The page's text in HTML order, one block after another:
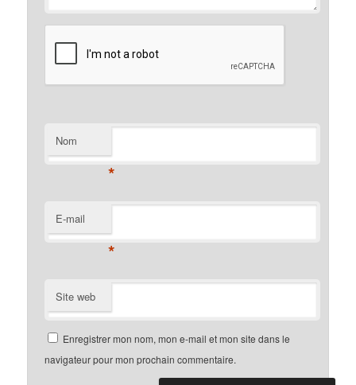
Nom
*
E-mail
*
Site web
Enregistrer mon nom, mon e-mail et mon site dans le
navigateur pour mon prochain commentaire.